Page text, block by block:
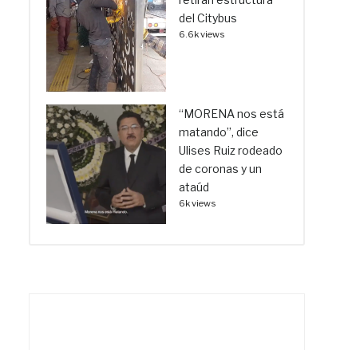
del Citybus
6.6k views
“MORENA nos está
matando”, dice
Ulises Ruiz rodeado
de coronas y un
ataúd
6k views